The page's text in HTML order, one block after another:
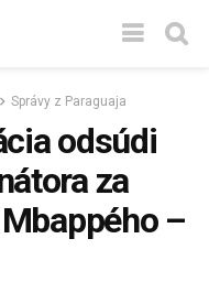
Správy z Paraguaja
odsúdi
za
–